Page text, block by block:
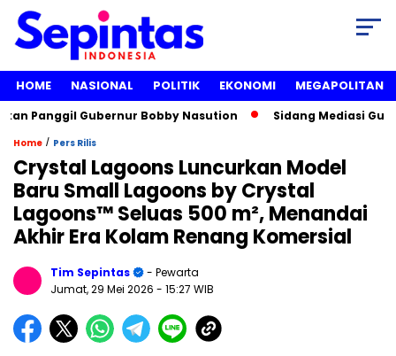
HOME NASIONAL POLITIK EKONOMI MEGAPOLITAN
Gubernur Bobby Nasution Sidang Mediasi Gugatan
Home / Pers Rilis
Crystal Lagoons Luncurkan Model
Baru Small Lagoons by Crystal
Lagoons™ Seluas 500 m², Menandai
Akhir Era Kolam Renang Komersial
Tim Sepintas
- Pewarta
Jumat, 29 Mei 2026 - 15:27 WIB